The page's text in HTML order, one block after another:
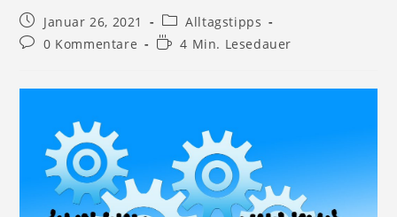
Januar 26, 2021
Alltagstipps
0 Kommentare
4 Min. Lesedauer